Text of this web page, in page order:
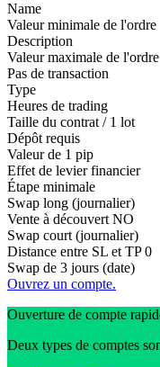
Name
Valeur minimale de l'ordre
Description
Valeur maximale de l'ordre
Pas de transaction
Type
Heures de trading
Taille du contrat / 1 lot
Dépôt requis
Valeur de 1 pip
Effet de levier financier
Étape minimale
Swap long (journalier)
Vente à découvert NO
Swap court (journalier)
Distance entre SL et TP 0
Swap de 3 jours (date)
Ouvrez un compte.
Ouverture de compte
Deux types de comptes